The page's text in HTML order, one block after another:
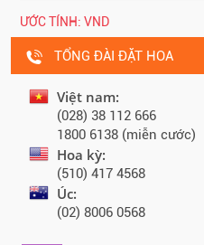
ƯỚC TÍNH: VND
TỔNG ĐÀI ĐẶT HOA
Việt nam:
(028) 38 112 666
1800 6138 (miễn cước)
Hoa kỳ:
(510) 417 4568
Úc:
(02) 8006 0568